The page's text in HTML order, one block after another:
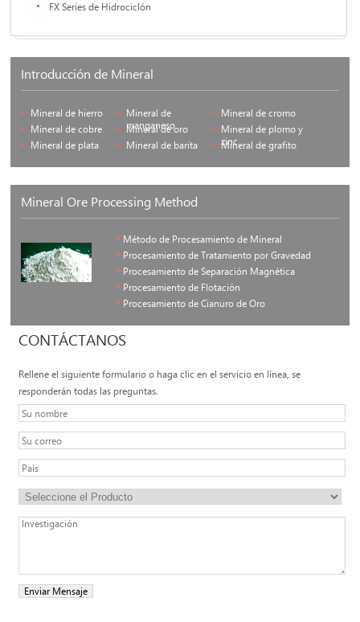
FX Series de Hidrociclón
Introducción de Mineral
Mineral de hierro
Mineral de
manganeso
Mineral de cromo
Mineral de cobre
Mineral de oro
Mineral de plomo y
zinc
Mineral de plata Mineral de barita Mineral de grafito
Mineral Ore Processing Method
Método de Procesamiento de Mineral
Procesamiento de Tratamiento por Gravedad
Procesamiento de Separación Magnética
Procesamiento de Flotación
Procesamiento de Cianuro de Oro
CONTÁCTANOS
Rellene el siguiente formulario o haga clic en el servicio en línea, se
responderán todas las preguntas.